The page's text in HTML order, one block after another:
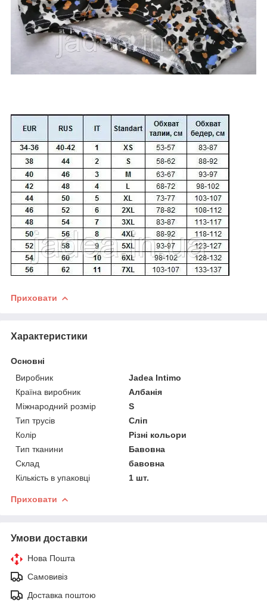
Приховати
Характеристики
Основні
Виробник
Jadea Intimo
Країна виробник
Албанія
Міжнародний розмір
S
Тип трусів
Сліп
Колір
Різні кольори
Тип тканини
Бавовна
Склад
бавовна
Кількість в упаковці
1 шт.
Приховати
Умови доставки
Нова Пошта
Самовивіз
Доставка поштою